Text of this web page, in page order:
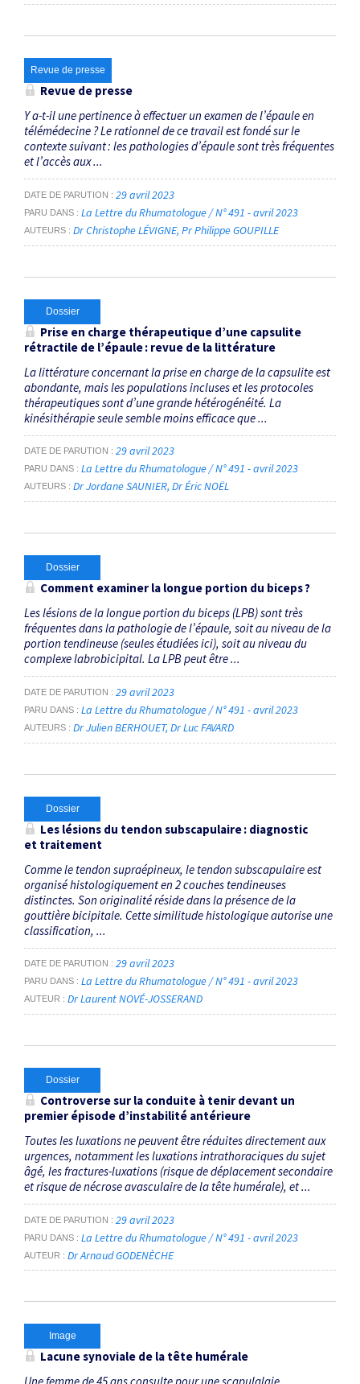
Revue de presse
Revue de presse
Y a-t-il une pertinence à effectuer un examen de l’épaule en
télémédecine ? Le rationnel de ce travail est fondé sur le
contexte suivant : les pathologies d’épaule sont très fréquentes
et l’accès aux ...
DATE DE PARUTION 29 avril 2023
PARU DANS La Lettre du Rhumatologue / N° 491 - avril 2023
AUTEURS Dr Christophe LÉVIGNE Pr Philippe GOUPILLE
Dossier
Prise en charge thérapeutique d’une capsulite
rétractile de l’épaule : revue de la littérature
La littérature concernant la prise en charge de la capsulite est
abondante, mais les populations incluses et les protocoles
thérapeutiques sont d’une grande hétérogénéité. La
kinésithérapie seule semble moins efficace que ...
DATE DE PARUTION 29 avril 2023
PARU DANS La Lettre du Rhumatologue / N° 491 - avril 2023
AUTEURS Dr Jordane SAUNIER Dr Éric NOËL
Dossier
Comment examiner la longue portion du biceps ?
Les lésions de la longue portion du biceps (LPB) sont très
fréquentes dans la pathologie de l’épaule, soit au niveau de la
portion tendineuse (seules étudiées ici), soit au niveau du
complexe labrobicipital. La LPB peut être ...
DATE DE PARUTION 29 avril 2023
PARU DANS La Lettre du Rhumatologue / N° 491 - avril 2023
AUTEURS Dr Julien BERHOUET Dr Luc FAVARD
Dossier
Les lésions du tendon subscapulaire : diagnostic
et traitement
Comme le tendon supraépineux, le tendon subscapulaire est
organisé histologiquement en 2 couches tendineuses
distinctes. Son originalité réside dans la présence de la
gouttière bicipitale. Cette similitude histologique autorise une
classification, ...
DATE DE PARUTION 29 avril 2023
PARU DANS La Lettre du Rhumatologue / N° 491 - avril 2023
AUTEUR Dr Laurent NOVÉ-JOSSERAND
Dossier
Controverse sur la conduite à tenir devant un
premier épisode d’instabilité antérieure
Toutes les luxations ne peuvent être réduites directement aux
urgences, notamment les luxations intrathoraciques du sujet
âgé, les fractures-luxations (risque de déplacement secondaire
et risque de nécrose avasculaire de la tête humérale), et ...
DATE DE PARUTION 29 avril 2023
PARU DANS La Lettre du Rhumatologue / N° 491 - avril 2023
AUTEUR Dr Arnaud GODENÈCHE
Image
Lacune synoviale de la tête humérale